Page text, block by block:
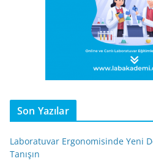
Son Yazılar
Laboratuvar Ergonomisinde Yeni
Tanışın